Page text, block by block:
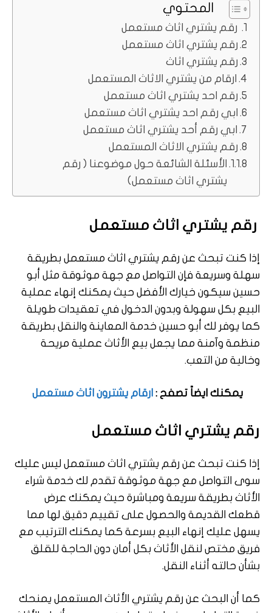
المحتوي
رقم يشتري اثاث مستعمل
رقم يشتري اثاث مستعمل
رقم يشتري اثاث
ارقام من يشتري الاثاث المستعمل
رقم احد يشتري اثاث مستعمل
ابي رقم احد يشتري اثاث مستعمل
ابي رقم أحد يشتري اثاث مستعمل
رقم يشتري الاثاث المستعمل
الأسئلة الشائعة حول موضوعنا ( رقم
يشتري اثاث مستعمل)
رقم يشتري اثاث مستعمل
إذا كنت تبحث عن رقم يشتري اثاث مستعمل بطريقة
سهلة وسريعة فإن التواصل مع جهة موثوقة مثل أبو
حسين سيكون خيارك الأفضل حيث يمكنك إنهاء عملية
البيع بكل سهولة وبدون الدخول في تعقيدات طويلة
كما يوفر لك أبو حسين خدمة المعاينة والنقل بطريقة
منظمة وآمنة مما يجعل بيع الأثاث عملية مريحة
وخالية من التعب.
يمكنك ايضاً تصفح : ارقام يشترون اثاث مستعمل
رقم يشتري اثاث مستعمل
إذا كنت تبحث عن رقم يشتري اثاث مستعمل ليس عليك
سوى التواصل مع جهة موثوقة تقدم لك خدمة شراء
الأثاث بطريقة سريعة ومباشرة حيث يمكنك عرض
قطعك القديمة والحصول على تقييم دقيق لها مما
يسهل عليك إنهاء البيع بسرعة كما يمكنك الترتيب مع
فريق مختص لنقل الأثاث بكل أمان دون الحاجة للقلق
بشأن حالته أثناء النقل.
كما أن البحث عن رقم يشتري الأثاث المستعمل يمنحك